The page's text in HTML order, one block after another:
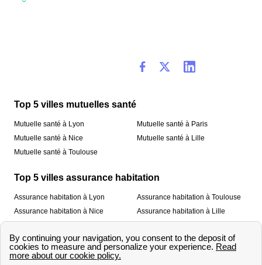
Top 5 villes mutuelles santé
Mutuelle santé à Lyon
Mutuelle santé à Nice
Mutuelle santé à Toulouse
Mutuelle santé à Paris
Mutuelle santé à Lille
Top 5 villes assurance habitation
Assurance habitation à Lyon
Assurance habitation à Nice
Assurance habitation à Toulouse
Assurance habitation à Lille
À propos